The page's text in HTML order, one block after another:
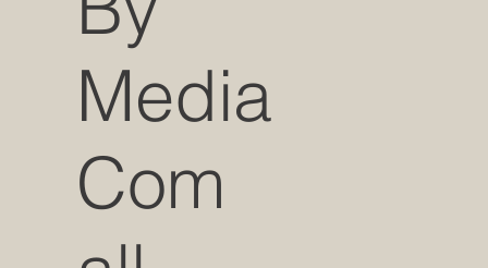
Media
Com